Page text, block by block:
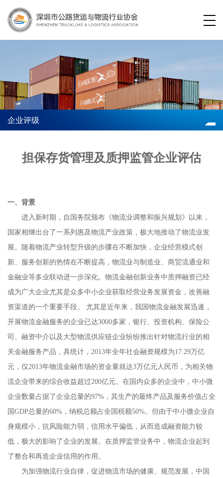
企业评级
担保存货管理及质押监管企业评估
一、背景
进入新时期，自国务院颁布《物流业调整和振兴规划》以来，
国家相继出台了一系列惠及物流产业政策，极大地推动了物流业发
展。随着物流产业转型升级的步骤在不断加快，企业经营模式创
新、服务创新的热情在不断提高，物流业与制造业、商贸流通业和
金融业等多业联动进一步深化。物流金融创新业务中质押融资已经
成为广大企业尤其是众多中小企业获取经营业务发展资金，改善融
资渠道的一个重要手段。 尤其是近年来，我国物流金融发展迅速，
开展物流金融服务的企业已达3000多家，银行、投资机构、保险公
司、融资中介以及大型物流供应链企业纷纷推出针对物流行业的相
关金融服务产品，具统计，2013年全年社会融资规模为17.29万亿
元，仅2013年物流金融市场的资金量就达3万亿元人民币，为相关物
流企业带来的综合收益超过200亿元。在国内众多的企业中，中小微
企业数量占据了企业总量的97%，其生产的最终产品及服务价值占全
国GDP总量的60%，纳税总额占全国税额50%。但由于中小微企业自
身规模小，抗风险能力弱，信用水平偏低，从而造成融资能力较
低，极大的影响了企业的发展。在质押监管业务中，物流企业起到
了整合和再造企业信用的作用。
为加强物流行业自律，促进物流市场的健康、规范发展，中国